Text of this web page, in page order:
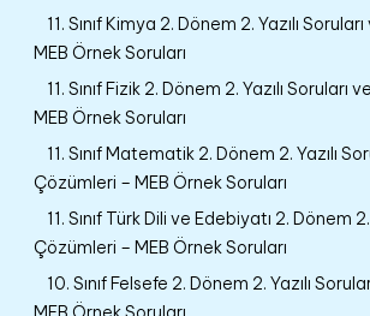
11. Sınıf Kimya 2. Dönem 2. Yazılı
MEB Örnek Soruları
11. Sınıf Fizik 2. Dönem 2. Yazılı Soruları
MEB Örnek Soruları
11. Sınıf Matematik 2. Dönem 2. Yazılı
Çözümleri – MEB Örnek Soruları
11. Sınıf Türk Dili ve Edebiyatı 2. Dönem
Çözümleri – MEB Örnek Soruları
10. Sınıf Felsefe 2. Dönem 2. Yazılı